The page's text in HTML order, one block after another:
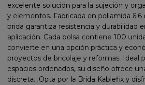
excelente solución para la sujeción y
y elementos. Fabricada en poliamida 6.6
brida garantiza resistencia y durabilidad
aplicación. Cada bolsa contiene 100
convierte en una opción práctica y
proyectos de bricolaje y reformas. Ideal
espacios ordenados, su diseño ofrece
discreta. ¡Opta por la Brida Kablefix y